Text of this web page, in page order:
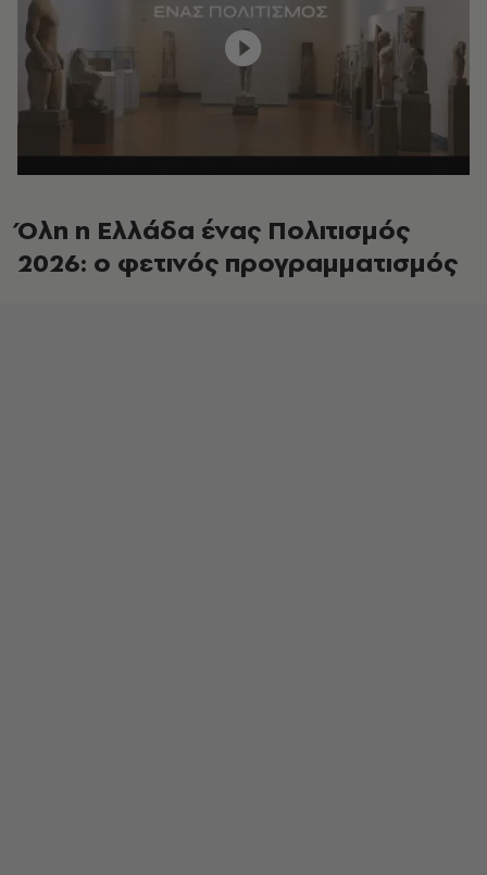
Όλη η Ελλάδα ένας Πολιτισμός
2026: ο φετινός προγραμματισμός